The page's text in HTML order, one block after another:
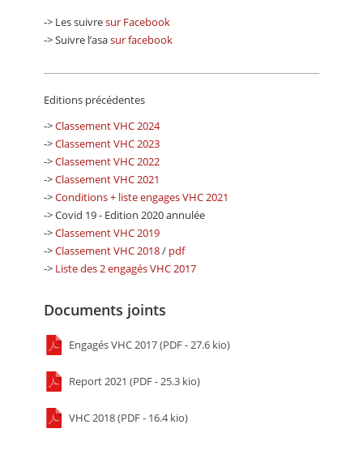
-> Les suivresur Facebook
-> Suivre l’asasur facebook
Editions précédentes
->Classement VHC 2024
->Classement VHC 2023
->Classement VHC 2022
->Classement VHC 2021
->Conditions + liste engages VHC 2021
-> Covid 19 - Edition 2020 annulée
->Classement VHC 2019
->Classement VHC 2018/ pdf
-> Liste des 2 engagés VHC 2017
Documents joints
Engagés VHC 2017 (PDF - 27.6 kio)
Report 2021 (PDF - 25.3 kio)
VHC 2018 (PDF - 16.4 kio)